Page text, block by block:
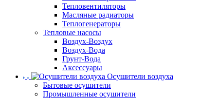
Тепловентиляторы
Масляные радиаторы
Теплогенераторы
Тепловые насосы
Воздух-Воздух
Воздух-Вода
Грунт-Вода
Аксессуары
Осушители воздуха
Бытовые осушители
Промышленные осушители